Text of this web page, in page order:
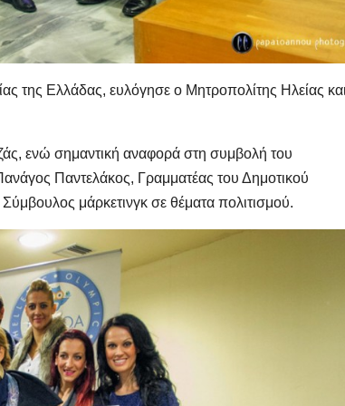
της Ελλάδας, ευλόγησε ο Μητροπολίτης Ηλείας
ενώ σημαντική αναφορά στη συμβολή του
Παντελάκος, Γραμματέας του Δημοτικού
μάρκετινγκ σε θέματα πολιτισμού.